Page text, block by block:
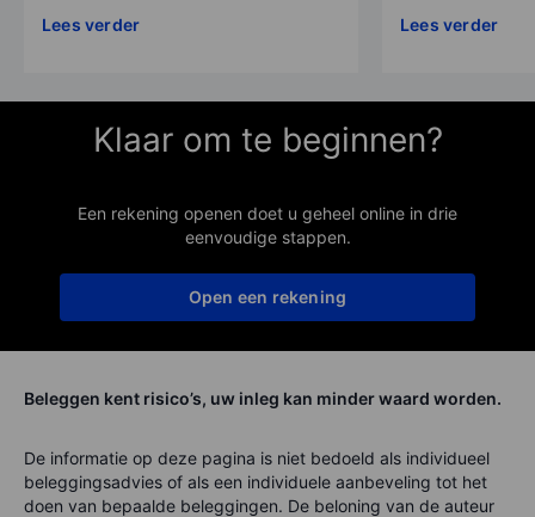
Lees verder Lees verder
Klaar om te beginnen?
Een rekening openen doet u geheel online in drie
eenvoudige stappen.
Open een rekening
Beleggen kent risico’s, uw inleg kan minder waard worden.
De informatie op deze pagina is niet bedoeld als individueel
beleggingsadvies of als een individuele aanbeveling tot het
doen van bepaalde beleggingen. De beloning van de auteur